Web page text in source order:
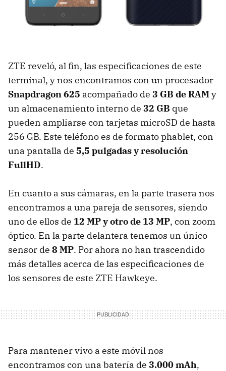
ZTE reveló, al fin, las especificaciones de este
terminal, y nos encontramos con un procesador
Snapdragon 625 acompañado de 3 GB de RAMy
un almacenamiento interno de 32 GB que
pueden ampliarse con tarjetas microSD de hasta
256 GB. Este teléfono es de formato phablet, con
una pantalla de 5,5 pulgadas y resolución
FullHD.
En cuanto a sus cámaras, en la parte trasera nos
encontramos a una pareja de sensores, siendo
uno de ellos de 12 MP y otro de 13 MP, con zoom
óptico. En la parte delantera tenemos un único
sensor de 8 MP. Por ahora no han trascendido
más detalles acerca de las especificaciones de
los sensores de este ZTE Hawkeye.
Para mantener vivo a este móvil nos
encontramos con una batería de 3.000 mAh,